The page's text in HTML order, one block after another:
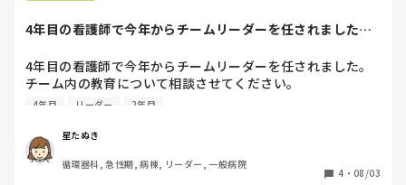
修行したいと思い一般病棟を選んだのは自分ですし、まだ耐
えるべきだとは思います。でも、泣けてきたり吐き気を感じ
る日もあるので、それも辛いです(日にち薬だとは思います
が)。好きなことがあるのに、わざわざ違う畑で働かなくて
も…。でも、看護師としての基礎はもう少し身につけるべき
だよな…など、葛藤する日々です。
います。でも、もし同じような状況を経験された方がいた
ら、どのように自分の進路？を考えていったか、教えていた
4年目の看護師で今年からチームリーダーを任されました。
4年目の看護師で今年からチームリーダーを任されました。
チーム内の教育について相談させてください。
多く、上司から指摘を受けています。
ミスの内容というのは、内服の処方切れなのに気づかなかっ
たり、入院患者が持参薬を忘れたのに報告がなかったりなど
4年目 リーダー 2年目
星たぬき
循環器科, 急性期, 病棟, リーダー, 一般病院
4 ・ 08/03